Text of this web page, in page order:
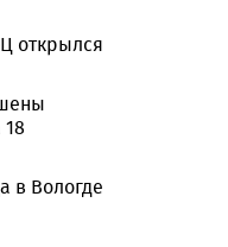
открылся
в Вологде